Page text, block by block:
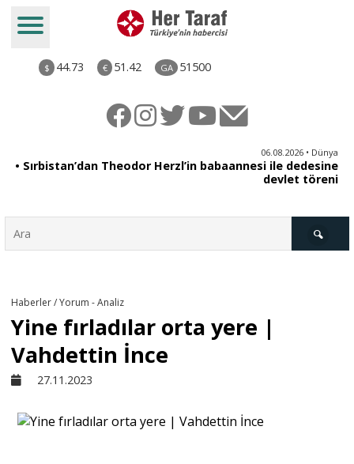
$ 44.73 € 51.42 GA 51500
06.08.2026 • Dünya
• Sırbistan’dan Theodor Herzl’in babaannesi ile dedesine
devlet töreni
Haberler / Yorum - Analiz
Yine fırladılar orta yere |
Vahdettin İnce
27.11.2023